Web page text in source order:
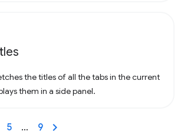
the titles of all the tabs in the current
them in a side panel.
5 … 9